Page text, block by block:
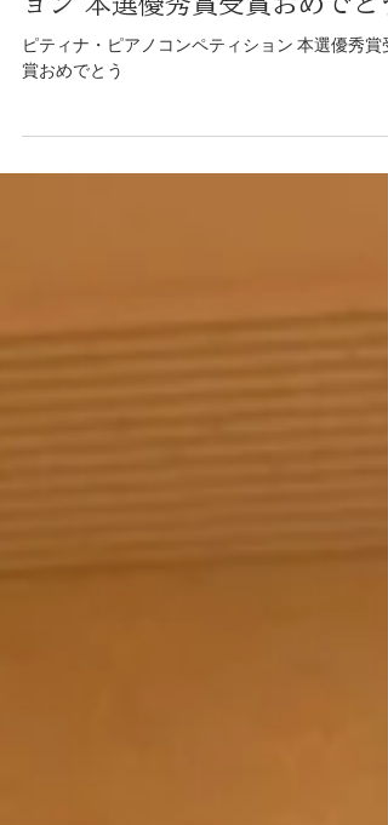
ピティナ・ピアノコンペティシ
ョン 本選優秀賞受賞おめでと